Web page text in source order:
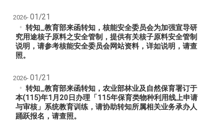
2026- 01/21
转知_教育部来函转知，核能安全委员会为加强宣导研
究用途核子原料之安全管制，提供有关核子原料安全管制
说明，请参考核能安全委员会网站资料，详如说明，请查
照。
2026- 01/21
转知_教育部来函转知，农业部林业及自然保育署订于
本(115)年1月20日办理「115年保育类物种利用线上申请
与审核」系统教育训练，请协助转知所属相关业务承办人
踊跃报名，请查照。